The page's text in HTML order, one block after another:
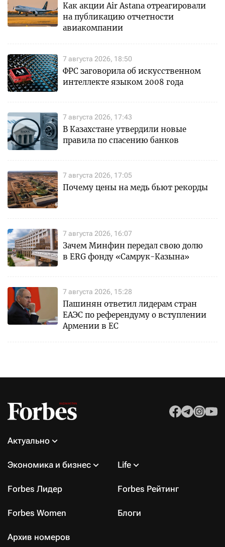
Как акции Air Astana отреагировали
на публикацию отчетности
авиакомпании
7 августа 2026, 18:50
ФРС заговорила об искусственном
интеллекте языком 2008 года
7 августа 2026, 17:43
В Казахстане утвердили новые
правила по спасению банков
7 августа 2026, 17:05
Почему цены на медь бьют рекорды
7 августа 2026, 16:07
Зачем Минфин передал свою долю
в ERG фонду «Самрук-Казына»
7 августа 2026, 15:28
Пашинян ответил лидерам стран
ЕАЭС по референдуму о вступлении
Армении в ЕС
Актуально
Экономика и бизнес Life
Forbes Лидер Forbes Рейтинг
Forbes Women Блоги
Архив номеров